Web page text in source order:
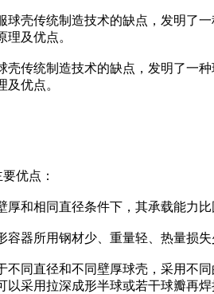
壳传统制造技术的缺点，发明了
及优点。
传统制造技术的缺点，发明了一
优点。
优点：
相同直径条件下，其承载能力比
所用钢材少、重量轻、热量损失
直径和不同壁厚球壳，采用不
采用拉深成形半球或若干球瓣再